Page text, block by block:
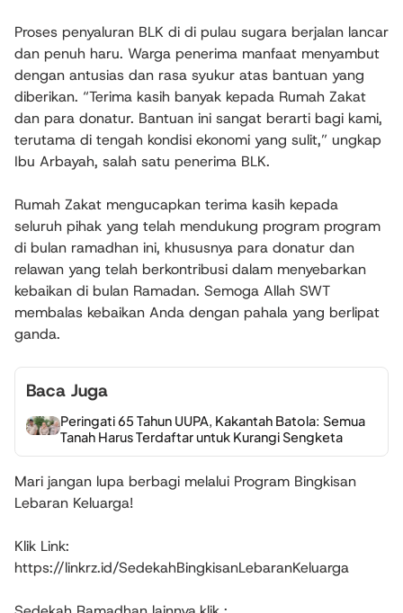
Proses penyaluran BLK di di pulau sugara berjalan lancar
dan penuh haru. Warga penerima manfaat menyambut
dengan antusias dan rasa syukur atas bantuan yang
diberikan. “Terima kasih banyak kepada Rumah Zakat
dan para donatur. Bantuan ini sangat berarti bagi kami,
terutama di tengah kondisi ekonomi yang sulit,” ungkap
Ibu Arbayah, salah satu penerima BLK.
Rumah Zakat mengucapkan terima kasih kepada
seluruh pihak yang telah mendukung program program
di bulan ramadhan ini, khususnya para donatur dan
relawan yang telah berkontribusi dalam menyebarkan
kebaikan di bulan Ramadan. Semoga Allah SWT
membalas kebaikan Anda dengan pahala yang berlipat
ganda.
Baca Juga
Peringati 65 Tahun UUPA, Kakantah Batola: Semua
Tanah Harus Terdaftar untuk Kurangi Sengketa
Mari jangan lupa berbagi melalui Program Bingkisan
Lebaran Keluarga!
Klik Link:
https://linkrz.id/SedekahBingkisanLebaranKeluarga